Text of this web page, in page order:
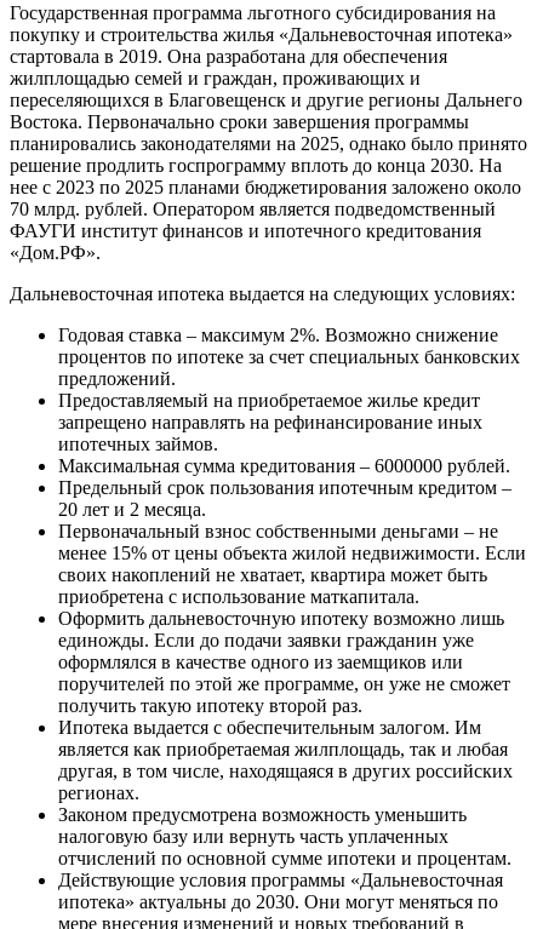
Государственная программа льготного субсидирования на
покупку и строительства жилья «Дальневосточная ипотека»
стартовала в 2019. Она разработана для обеспечения
жилплощадью семей и граждан, проживающих и
переселяющихся в Благовещенск и другие регионы Дальнего
Востока. Первоначально сроки завершения программы
планировались законодателями на 2025, однако было принято
решение продлить госпрограмму вплоть до конца 2030. На
нее с 2023 по 2025 планами бюджетирования заложено около
70 млрд. рублей. Оператором является подведомственный
ФАУГИ институт финансов и ипотечного кредитования
«Дом.РФ».
Дальневосточная ипотека выдается на следующих условиях:
Годовая ставка – максимум 2%. Возможно снижение
процентов по ипотеке за счет специальных банковских
предложений.
Предоставляемый на приобретаемое жилье кредит
запрещено направлять на рефинансирование иных
ипотечных займов.
Максимальная сумма кредитования – 6000000 рублей.
Предельный срок пользования ипотечным кредитом –
20 лет и 2 месяца.
Первоначальный взнос собственными деньгами – не
менее 15% от цены объекта жилой недвижимости. Если
своих накоплений не хватает, квартира может быть
приобретена с использование маткапитала.
Оформить дальневосточную ипотеку возможно лишь
единожды. Если до подачи заявки гражданин уже
оформлялся в качестве одного из заемщиков или
поручителей по этой же программе, он уже не сможет
получить такую ипотеку второй раз.
Ипотека выдается с обеспечительным залогом. Им
является как приобретаемая жилплощадь, так и любая
другая, в том числе, находящаяся в других российских
регионах.
Законом предусмотрена возможность уменьшить
налоговую базу или вернуть часть уплаченных
отчислений по основной сумме ипотеки и процентам.
Действующие условия программы «Дальневосточная
ипотека» актуальны до 2030. Они могут меняться по
мере внесения изменений и новых требований в